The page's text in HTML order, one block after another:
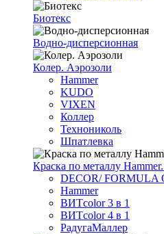
Биотекс
Водно-дисперсионная
Колер. Аэрозоли
Hammer
KUDO
VIXEN
Коллер
Технониколь
Шпатлевка
Краска по металлу
DECOR/ FORMULA
Hammer
ВИТcolor 3 в 1
ВИТcolor 4 в 1
РадугаМаллер